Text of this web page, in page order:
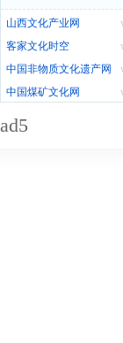
山西文化产业网
客家文化时空
中国非物质文化遗产网
中国煤矿文化网
ad5